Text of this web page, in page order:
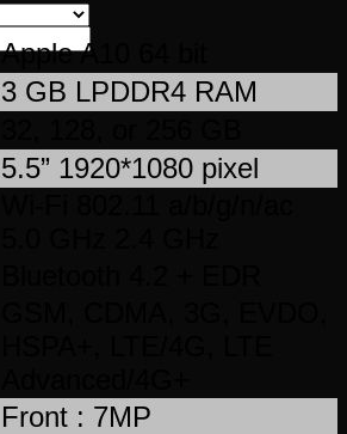
Apple A10 64 bit
3 GB LPDDR4 RAM
5.5” 1920*1080 pixel
Front : 7MP